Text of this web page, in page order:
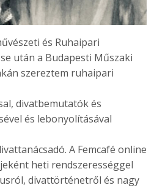
és Ruhaipari
után a Budapesti Műszaki
szereztem ruhaipari
divatbemutatók és
és lebonyolításával
A Femcafé online
heti rendszerességgel
divattörténetről és nagy